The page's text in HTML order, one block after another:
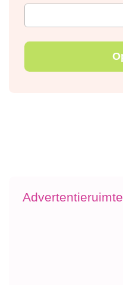
Advertentieruimte